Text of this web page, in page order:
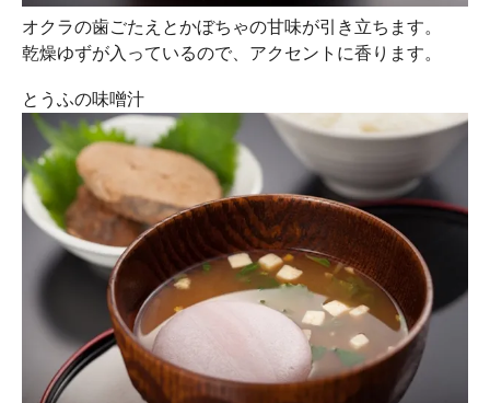
オクラの歯ごたえとかぼちゃの甘味が引き立ちます。
乾燥ゆずが入っているので、アクセントに香ります。
とうふの味噌汁